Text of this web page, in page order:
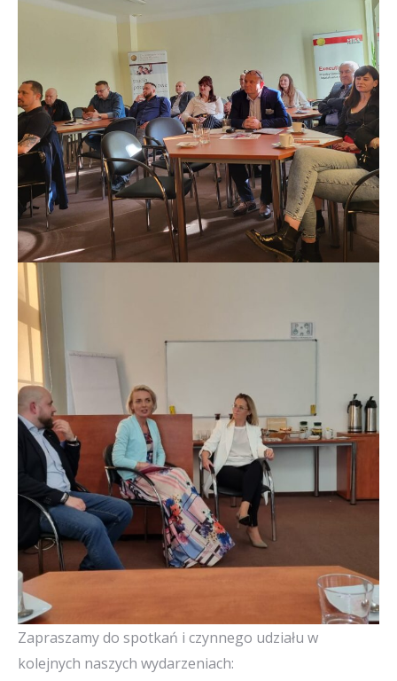
Zapraszamy do spotkań i czynnego udziału w
kolejnych naszych wydarzeniach: